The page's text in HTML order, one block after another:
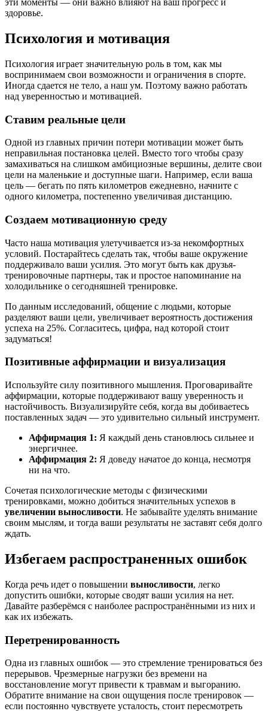
эти моменты — они важно влияют на ваш прогресс и
здоровье.
Психология и мотивация
Психология играет значительную роль в том, как мы
воспринимаем свои возможности и ограничения в спорте.
Иногда сдается не тело, а наш ум. Поэтому важно работать
над уверенностью и мотивацией.
Ставим реальные цели
Одной из главных причин потери мотивации может быть
неправильная постановка целей. Вместо того чтобы сразу
замахиваться на слишком амбициозные вершины, делите свои
цели на маленькие и доступные шаги. Например, если ваша
цель — бегать по пять километров ежедневно, начните с
одного километра, постепенно увеличивая дистанцию.
Создаем мотивационную среду
Часто наша мотивация улетучивается из-за некомфортных
условий. Постарайтесь сделать так, чтобы ваше окружение
поддерживало ваши усилия. Это могут быть как друзья-
тренировочные партнеры, так и простое напоминание на
холодильнике о сегодняшней тренировке.
По данным исследований, общение с людьми, которые
разделяют ваши цели, увеличивает вероятность достижения
успеха на 25%. Согласитесь, цифра, над которой стоит
задуматься!
Позитивные аффирмации и визуализация
Используйте силу позитивного мышления. Проговаривайте
аффирмации, которые поддерживают вашу уверенность и
настойчивость. Визуализируйте себя, когда вы добиваетесь
поставленных задач — это удивительно сильный инструмент.
Аффирмация 1: Я каждый день становлюсь сильнее и
энергичнее.
Аффирмация 2: Я доведу начатое до конца, несмотря
ни на что.
Сочетая психологические методы с физическими
тренировками, можно добиться значительных успехов в
увеличении выносливости. Не забывайте уделять внимание
своим мыслям, и тогда ваши результаты не заставят себя долго
ждать.
Избегаем распространенных ошибок
Когда речь идет о повышении выносливости, легко
допустить ошибки, которые сводят ваши усилия на нет.
Давайте разберёмся с наиболее распространёнными из них и
как их избежать.
Перетренированность
Одна из главных ошибок — это стремление тренироваться без
перерывов. Чрезмерные нагрузки без времени на
восстановление могут привести к травмам и выгоранию.
Обратите внимание на свои ощущения после тренировок —
если постоянно чувствуете усталость, стоит пересмотреть